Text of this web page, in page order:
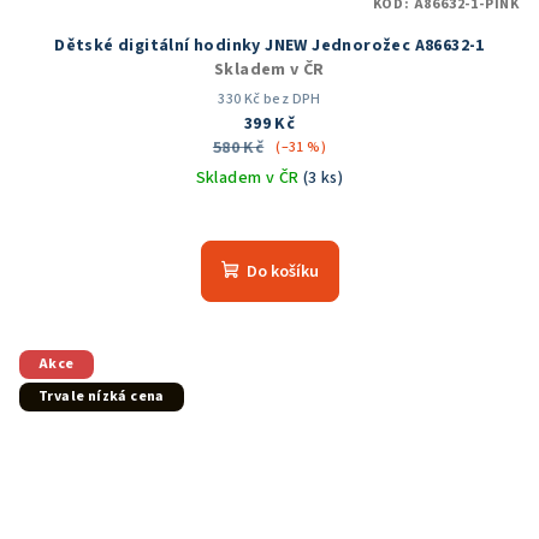
Dětské digitální hodinky JNEW Jednorožec A86632-1
Skladem v ČR
330 Kč bez DPH
399 Kč
580 Kč (–31 %)
Skladem v ČR (3 ks)
hodnocení
produktu
Do košíku
KÓD: A86632-1-PINK
Akce
Trvale nízká cena